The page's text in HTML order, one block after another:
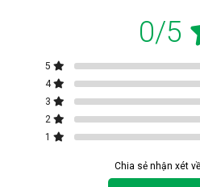
0/5
5
4
3
2
1
Chia sẻ nhận xét